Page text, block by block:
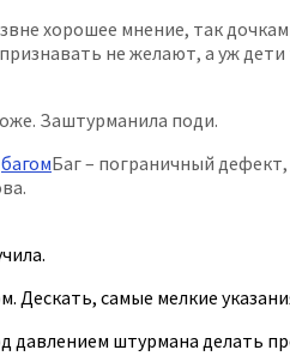
хорошее мнение, так
не желают, а уж дети
Заштурманила поди.
багомБаг – пограничный
Дескать, самые мелкие
давлением штурмана делать